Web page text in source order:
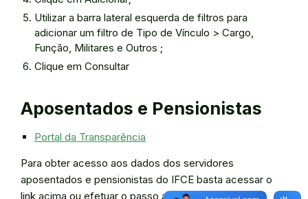
Utilizar a barra lateral esquerda de filtros para
adicionar um filtro de Tipo de Vínculo > Cargo,
Função, Militares e Outros ;
Clique em Consultar
Aposentados e Pensionistas
Portal da Transparência
Para obter acesso aos dados dos servidores
aposentados e pensionistas do IFCE basta acessar o
link acima ou efetuar o passo a passo a seguir: